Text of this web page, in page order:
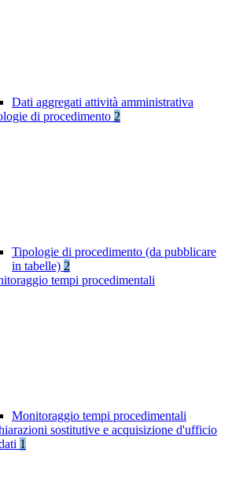
Dati aggregati attività amministrativa
di procedimento 2
Tipologie di procedimento (da pubblicare
in tabelle) 2
tempi procedimentali
Monitoraggio tempi procedimentali
sostitutive e acquisizione d'ufficio
1